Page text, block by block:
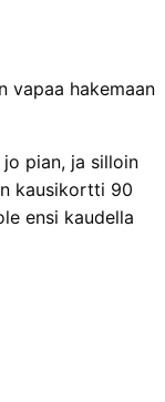
vapaa hakemaan
pian, ja silloin
kausikortti 90
ensi kaudella